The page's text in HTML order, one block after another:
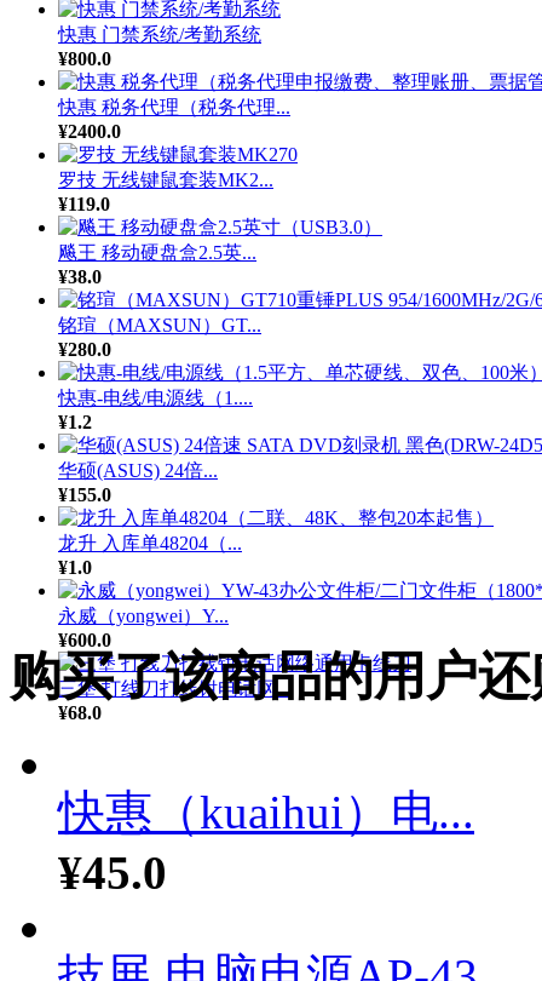
快惠 门禁系统/考勤系统
¥800.0
快惠 税务代理（税务代理...
¥2400.0
罗技 无线键鼠套装MK2...
¥119.0
飚王 移动硬盘盒2.5英...
¥38.0
铭瑄（MAXSUN）GT...
¥280.0
快惠-电线/电源线（1....
¥1.2
华硕(ASUS) 24倍...
¥155.0
龙升 入库单48204（...
¥1.0
永威（yongwei）Y...
¥600.0
三堡 打线刀打线钳电话网...
¥68.0
购买了该商品的用户
快惠（kuaihui）电...
¥45.0